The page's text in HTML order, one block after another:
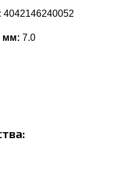
4042146240052
мм: 7.0